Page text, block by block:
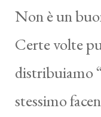
Non è un
Certe volte
distribuiamo
stessimo